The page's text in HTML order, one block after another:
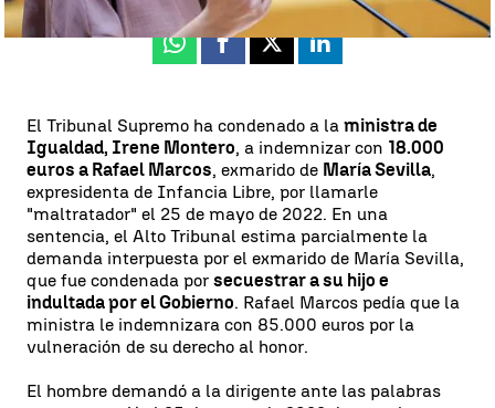
Whatsapp
Facebook
X Linkedin
El Tribunal Supremo ha condenado a la ministra de
Igualdad, Irene Montero, a indemnizar con 18.000
euros a Rafael Marcos, exmarido de María Sevilla,
expresidenta de Infancia Libre, por llamarle
"maltratador" el 25 de mayo de 2022. En una
sentencia, el Alto Tribunal estima parcialmente la
demanda interpuesta por el exmarido de María Sevilla,
que fue condenada por secuestrar a su hijo e
indultada por el Gobierno. Rafael Marcos pedía que la
ministra le indemnizara con 85.000 euros por la
vulneración de su derecho al honor.
El hombre demandó a la dirigente ante las palabras